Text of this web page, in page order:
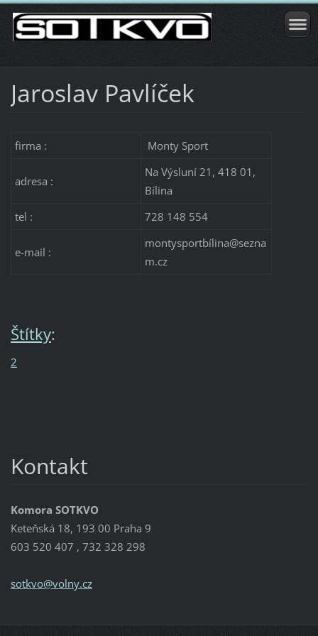
Jaroslav Pavlíček
firma : Monty Sport
adresa :
Na Výsluní 21, 418 01,
Bílina
tel :
728 148 554
e-mail :
montysportbílina@sezna
m.cz
Štítky:
2
Kontakt
Komora SOTKVO
Keteňská 18, 193 00 Praha 9
603 520 407 , 732 328 298
sotkvo@volny.cz